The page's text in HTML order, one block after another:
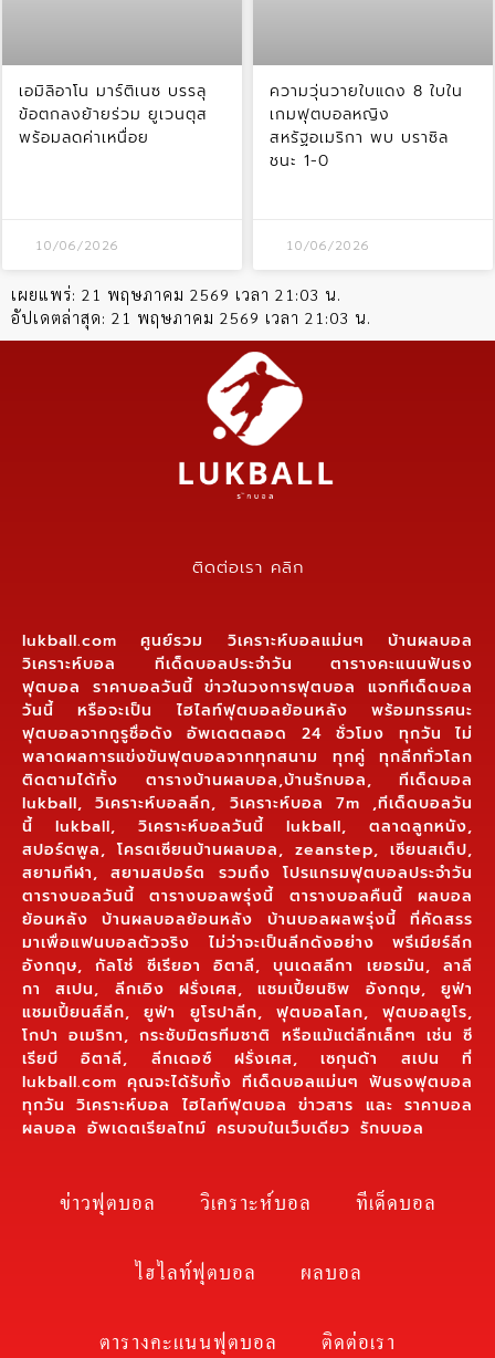
เอมิลิอาโน มาร์ติเนซ บรรลุ
ข้อตกลงย้ายร่วม ยูเวนตุส
พร้อมลดค่าเหนื่อย
10/06/2026
ความวุ่นวายใบแดง 8 ใบใน
เกมฟุตบอลหญิง
สหรัฐอเมริกา พบ บราซิล
ชนะ 1-0
10/06/2026
เผยแพร่: 21 พฤษภาคม 2569 เวลา 21:03 น.
อัปเดตล่าสุด: 21 พฤษภาคม 2569 เวลา 21:03 น.
ติดต่อเรา คลิก
lukball.com ศูนย์รวม วิเคราะห์บอลแม่นๆ บ้านผลบอล
วิเคราะห์บอล ทีเด็ดบอลประจำวัน ตารางคะแนนฟันธง
ฟุตบอล ราคาบอลวันนี้ ข่าวในวงการฟุตบอล แจกทีเด็ดบอล
วันนี้ หรือจะเป็น ไฮไลท์ฟุตบอลย้อนหลัง พร้อมทรรศนะ
ฟุตบอลจากกูรูชื่อดัง อัพเดตตลอด 24 ชั่วโมง ทุกวัน ไม่
พลาดผลการแข่งขันฟุตบอลจากทุกสนาม ทุกคู่ ทุกลีกทั่วโลก
ติดตามได้ทั้ง ตารางบ้านผลบอล,บ้านรักบอล, ทีเด็ดบอล
lukball, วิเคราะห์บอลลีก, วิเคราะห์บอล 7m ,ทีเด็ดบอลวัน
นี้ lukball, วิเคราะห์บอลวันนี้ lukball, ตลาดลูกหนัง,
สปอร์ตพูล, โครตเซียนบ้านผลบอล, zeanstep, เซียนสเต็ป,
สยามกีฬา, สยามสปอร์ต รวมถึง โปรแกรมฟุตบอลประจำวัน
ตารางบอลวันนี้ ตารางบอลพรุ่งนี้ ตารางบอลคืนนี้ ผลบอล
ย้อนหลัง บ้านผลบอลย้อนหลัง บ้านบอลผลพรุ่งนี้ ที่คัดสรร
มาเพื่อแฟนบอลตัวจริง ไม่ว่าจะเป็นลีกดังอย่าง พรีเมียร์ลีก
อังกฤษ, กัลโช่ ซีเรียอา อิตาลี, บุนเดสลีกา เยอรมัน, ลาลี
กา สเปน, ลีกเอิง ฝรั่งเศส, แชมเปี้ยนชิพ อังกฤษ, ยูฟ่า
แชมเปี้ยนส์ลีก, ยูฟ่า ยูโรปาลีก, ฟุตบอลโลก, ฟุตบอลยูโร,
โกปา อเมริกา, กระชับมิตรทีมชาติ หรือแม้แต่ลีกเล็กๆ เช่น ซี
เรียบี อิตาลี, ลีกเดอซ์ ฝรั่งเศส, เซกุนด้า สเปน ที่
lukball.com คุณจะได้รับทั้ง ทีเด็ดบอลแม่นๆ ฟันธงฟุตบอล
ทุกวัน วิเคราะห์บอล ไฮไลท์ฟุตบอล ข่าวสาร และ ราคาบอล
ผลบอล อัพเดตเรียลไทม์ ครบจบในเว็บเดียว รักบบอล
ข่าวฟุตบอล วิเคราะห์บอล
ทีเด็ดบอล
ไฮไลท์ฟุตบอล
ผลบอล
ตารางคะแนนฟุตบอล
ติดต่อเรา